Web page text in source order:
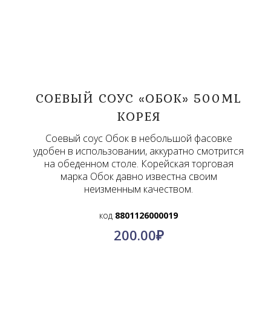
СОЕВЫЙ СОУС «ОБОК» 500ML
КОРЕЯ
Соевый соус Обок в небольшой фасовке
удобен в использовании, аккуратно смотрится
на обеденном столе. Корейская торговая
марка Обок давно известна своим
неизменным качеством.
код 8801126000019
200.00₽